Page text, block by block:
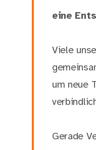
eine
Viele
um neue
Gerade